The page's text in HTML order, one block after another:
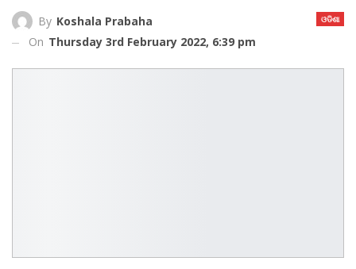
ଓଡିଶା
By Koshala Prabaha
On Thursday 3rd February 2022, 6:39 pm